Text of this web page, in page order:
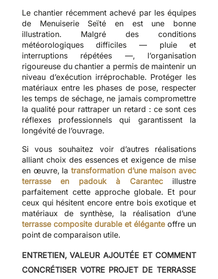
Le chantier récemment achevé par les équipes
de Menuiserie Seïté en est une bonne
illustration. Malgré des conditions
météorologiques difficiles — pluie et
interruptions répétées —, l’organisation
rigoureuse du chantier a permis de maintenir un
niveau d’exécution irréprochable. Protéger les
matériaux entre les phases de pose, respecter
les temps de séchage, ne jamais compromettre
la qualité pour rattraper un retard : ce sont ces
réflexes professionnels qui garantissent la
longévité de l’ouvrage.
Si vous souhaitez voir d’autres réalisations
alliant choix des essences et exigence de mise
en œuvre, la transformation d’une maison avec
terrasse en padouk à Carantecillustre
parfaitement cette approche globale. Et pour
ceux qui hésitent encore entre bois exotique et
matériaux de synthèse, la réalisation d’une
terrasse composite durable et éléganteoffre un
point de comparaison utile.
ENTRETIEN, VALEUR AJOUTÉE ET COMMENT
CONCRÉTISER VOTRE PROJET DE TERRASSE